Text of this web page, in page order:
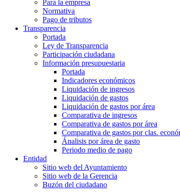
Para la empresa
Normativa
Pago de tributos
Transparencia
Portada
Ley de Transparencia
Participación ciudadana
Información presupuestaria
Portada
Indicadores económicos
Liquidación de ingresos
Liquidación de gastos
Liquidación de gastos por área
Comparativa de ingresos
Comparativa de gastos por área
Comparativa de gastos por clas.
Ánalisis por área de gasto
Periodo medio de pago
Entidad
Sitio web del Ayuntamiento
Sitio web de la Gerencia
Buzón del ciudadano